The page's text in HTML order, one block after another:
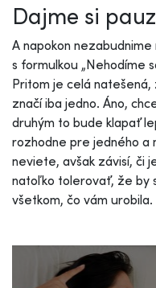
Dajme si
A napokon
s formulkou „Nehodíme
Pritom je celá natešená,
značí iba jedno. Áno,
druhým to bude klapať
rozhodne pre jedného a
neviete, avšak závisí, či
natoľko tolerovať, že by
všetkom, čo vám urobila.